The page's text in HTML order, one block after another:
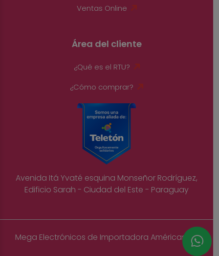
Ventas Online
Área del cliente
¿Qué es el RTU?
¿Cómo comprar?
Avenida Itá Yvaté esquina Monseñor Rodríguez,
Edificio Sarah - Ciudad del Este - Paraguay
Mega Electrónicos de Importadora Américas S.A